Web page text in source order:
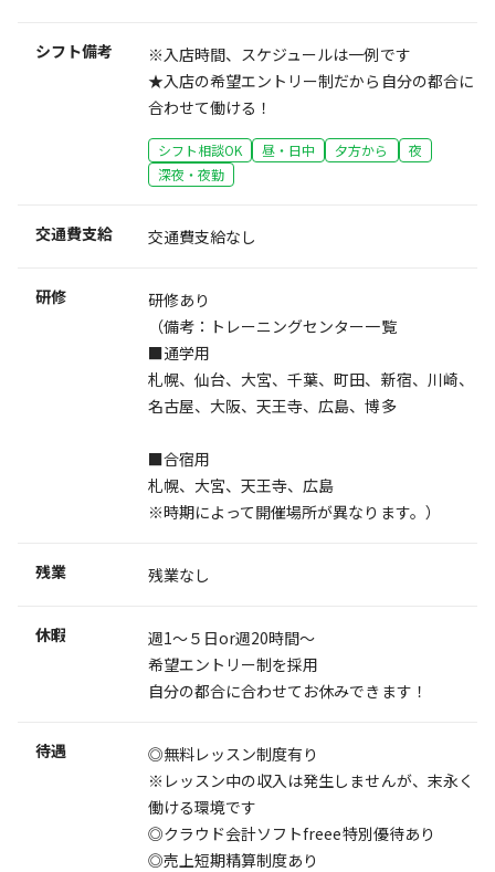
シフト備考
※入店時間、スケジュールは一例です
★入店の希望エントリー制だから自分の都合に
合わせて働ける！
シフト相談OK 昼・日中 夕方から
夜
深夜・夜勤
交通費支給 交通費支給なし
研修
研修あり
（備考：トレーニングセンター一覧
■通学用
札幌、仙台、大宮、千葉、町田、新宿、川崎、
名古屋、大阪、天王寺、広島、博多
■合宿用
札幌、大宮、天王寺、広島
※時期によって開催場所が異なります。）
残業 残業なし
休暇
週1～５日or週20時間～
希望エントリー制を採用
自分の都合に合わせてお休みできます！
待遇
◎無料レッスン制度有り
※レッスン中の収入は発生しませんが、末永く
働ける環境です
◎クラウド会計ソフトfreee特別優待あり
◎売上短期精算制度あり